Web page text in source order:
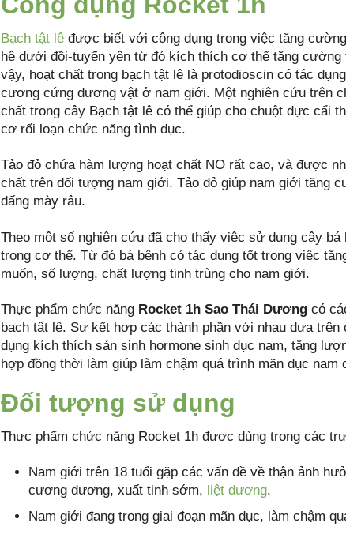
Bạch tật lê được biết với công dụng trong việc tăng
hệ dưới đồi-tuyến yên từ đó kích thích cơ thể tăng
vậy, hoạt chất trong bạch tật lê là protodioscin có tác
cương cứng dương vật ở nam giới. Một nghiên cứu trên
chất trong cây Bạch tật lê có thể giúp cho chuột đực cẩi
cơ rối loạn chức năng tình dục.
Tảo đỏ chứa hàm lượng hoạt chất NO rất cao, và được
chất trên đối tượng nam giới. Tảo đỏ giúp nam giới tăng
đấng mày râu.
Theo một số nghiên cứu đã cho thấy việc sử dụng cây
trong cơ thể. Từ đó bá bệnh có tác dụng tốt trong việc
muốn, số lượng, chất lượng tinh trùng cho nam giới.
Thực phẩm chức năng Rocket 1h Sao Thái Dương có
bạch tật lê. Sự kết hợp các thành phần với nhau dựa
dụng kích thích sản sinh hormone sinh dục nam, tăng
hợp đồng thời làm giúp làm chậm quá trình mãn dục nam
Đối tượng sử dụng
Thực phẩm chức năng Rocket 1h được dùng trong các
Nam giới trên 18 tuổi gặp các vấn đề về thận ảnh
cương dương, xuất tinh sớm, liệt dương.
Nam giới đang trong giai đoạn mãn dục, làm chậm